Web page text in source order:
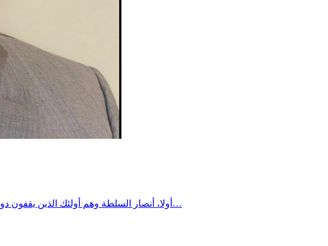
​أولا، أنصار السلطة وهم أولئك الذين يقفون دوما مع السلطة مهما كانت توجهاتها وخلفياتها. فتغير الرئيس أو سقوط النظام لا يغير في مواقفهم شيئا، نظرا لامتلاكهم سرعة…